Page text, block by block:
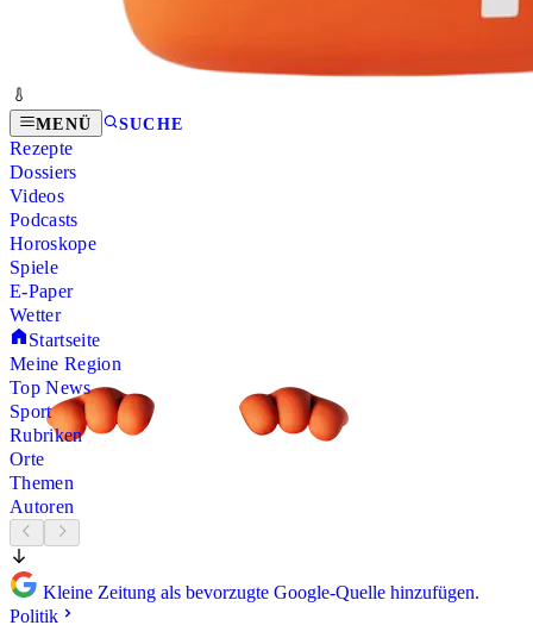
MENÜ SUCHE
Rezepte
Dossiers
Videos
Podcasts
Horoskope
Spiele
E-Paper
Wetter
Startseite
Meine Region
Top News
Sport
Rubriken
Orte
Themen
Autoren
Kleine Zeitung als bevorzugte Google-Quelle hinzufügen.
Politik